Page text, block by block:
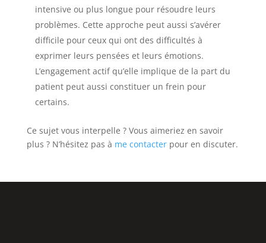
intensive ou plus longue pour résoudre leurs
problèmes. Cette approche peut aussi s’avérer
difficile pour ceux qui ont des difficultés à
exprimer leurs pensées et leurs émotions.
L’engagement actif qu’elle implique de la part du
patient peut aussi constituer un frein pour
certains.
Ce sujet vous interpelle ? Vous aimeriez en savoir
plus ? N’hésitez pas à me contacterpour en discuter.